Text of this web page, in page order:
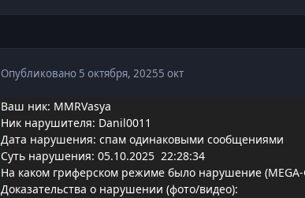
Опубликовано 5 октября, 20255 окт
Ваш ник: MMRVasya
Ник нарушителя: Danil0011
Дата нарушения: спам одинаковыми сообщениями
Суть нарушения: 05.10.2025 22:28:34
На каком гриферском режиме было нарушение (MEGA-
Доказательства о нарушении (фото/видео):